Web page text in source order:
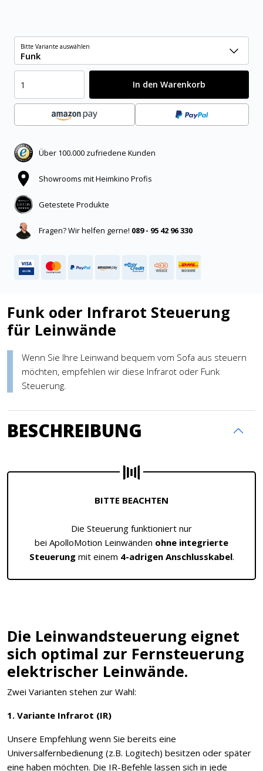
Bitte Variante auswählen
Funk
In den Warenkorb
Über 100.000 zufriedene Kunden
Showrooms mit Heimkino Profis
Getestete Produkte
Fragen? Wir helfen gerne! 089 - 95 42 96 330
Funk oder Infrarot Steuerung
für Leinwände
Wenn Sie Ihre Leinwand bequem vom Sofa aus steuern
möchten, empfehlen wir diese Infrarot oder Funk
Steuerung.
BESCHREIBUNG
BITTE BEACHTEN
Die Steuerung funktioniert nur
bei ApolloMotion Leinwänden ohne integrierte
Steuerung mit einem 4-adrigen Anschlusskabel.
Die Leinwandsteuerung eignet
sich optimal zur Fernsteuerung
elektrischer Leinwände.
Zwei Varianten stehen zur Wahl:
1. Variante Infrarot (IR)
Unsere Empfehlung wenn Sie bereits eine
Universalfernbedienung (z.B. Logitech) besitzen oder später
eine haben möchten. Die IR-Befehle lassen sich in jede